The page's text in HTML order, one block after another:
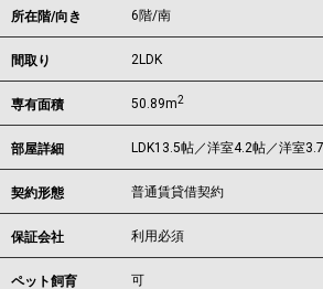
所在階/向き 6階/南
間取り 2LDK
専有面積 50.89m2
部屋詳細 LDK13.5帖／洋室4.2帖／洋室
契約形態 普通賃貸借契約
保証会社 利用必須
ペット飼育 可